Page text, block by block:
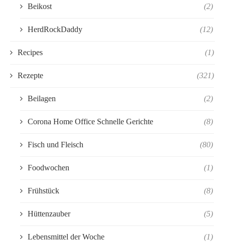
Beikost (2)
HerdRockDaddy (12)
Recipes (1)
Rezepte (321)
Beilagen (2)
Corona Home Office Schnelle Gerichte (8)
Fisch und Fleisch (80)
Foodwochen (1)
Frühstück (8)
Hüttenzauber (5)
Lebensmittel der Woche (1)